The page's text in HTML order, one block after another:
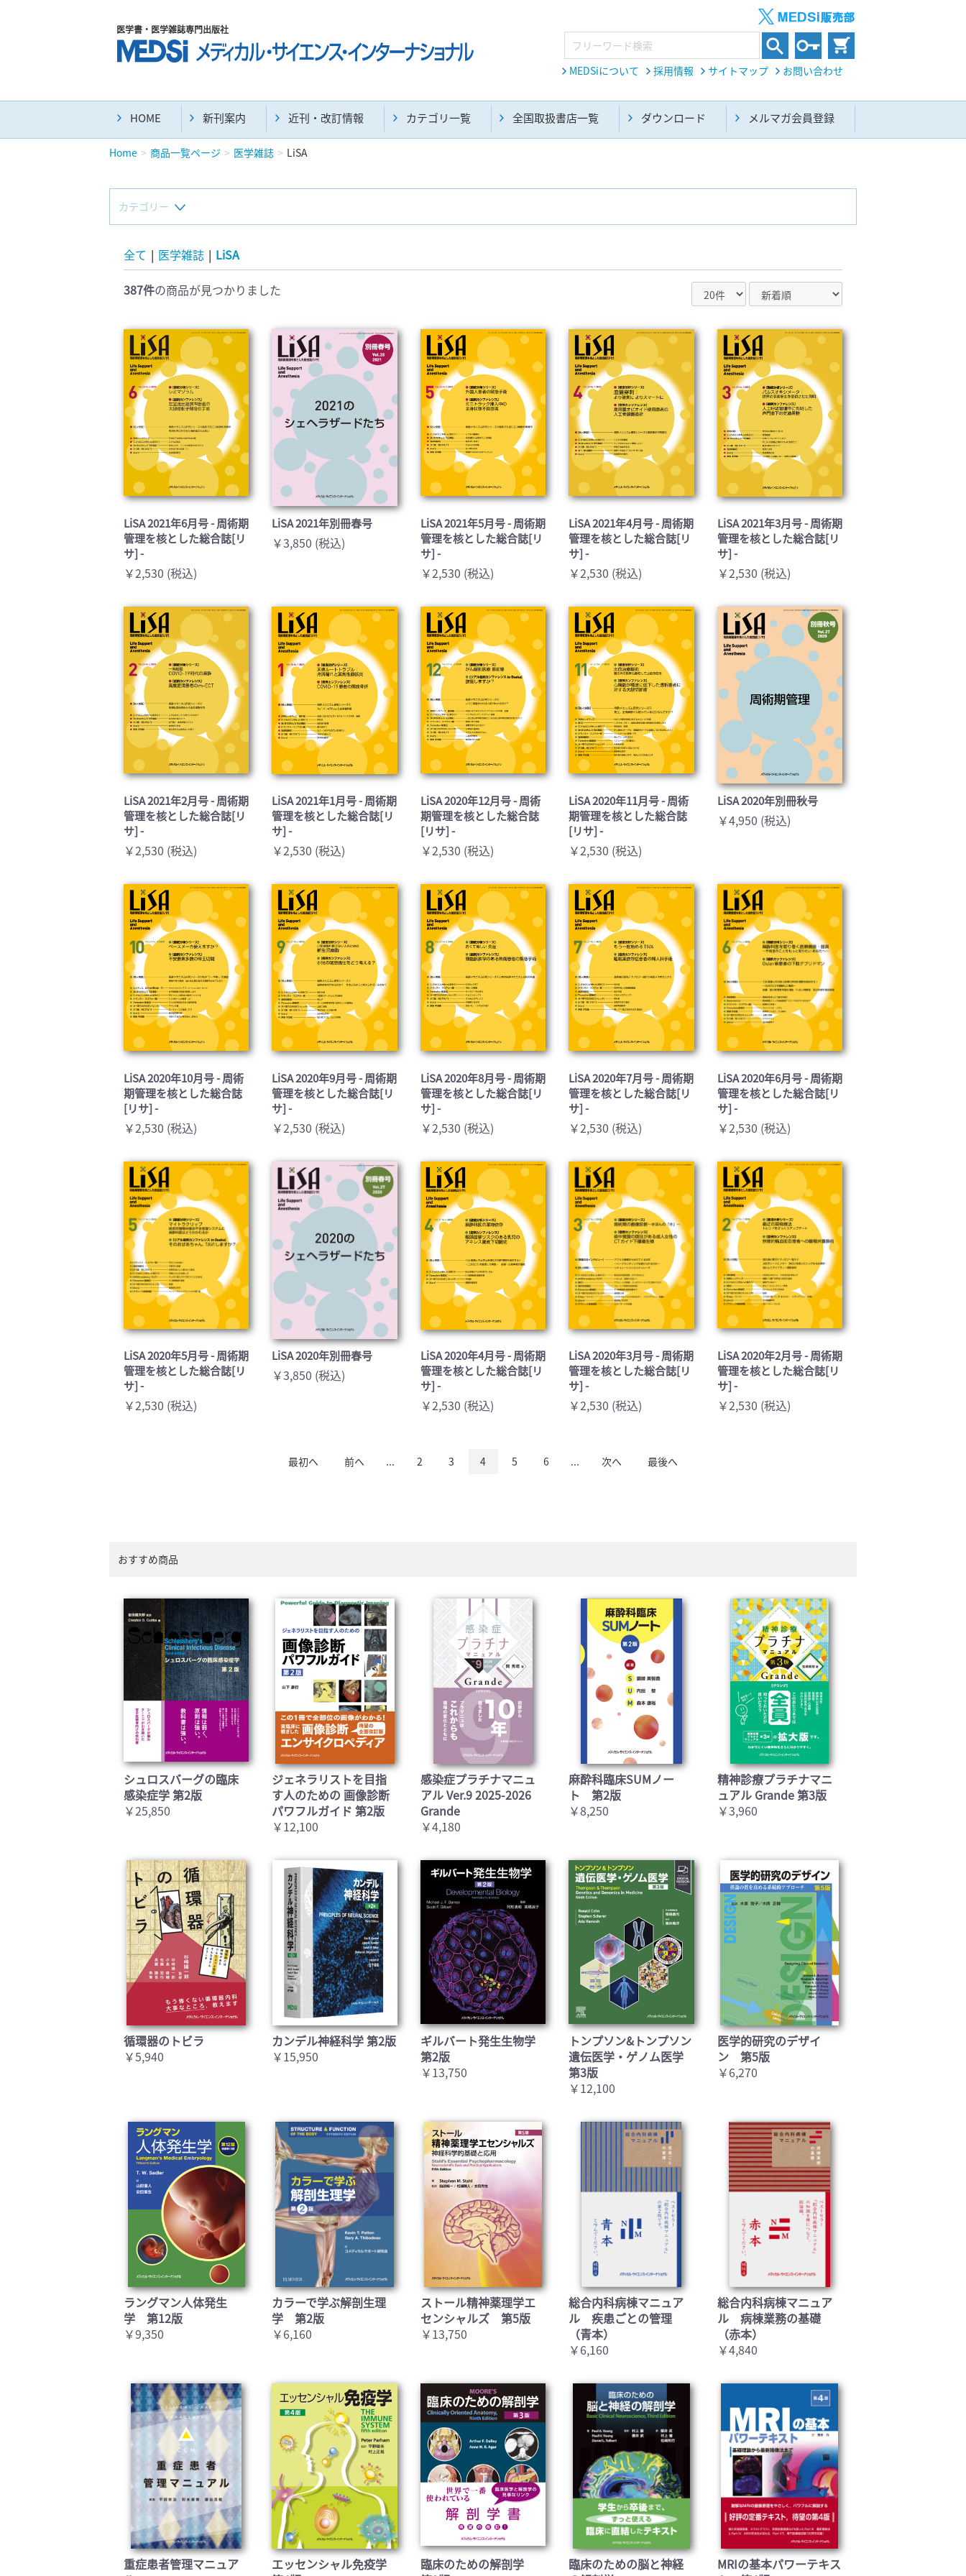
医学書・医学雑誌専門出版社
MEDSiについて 採用情報 サイトマップ お問い合わせ
HOME 新刊案内 近刊・改訂情報 カテゴリ一覧 全国取扱書店一覧 ダウンロード メルマガ会員登録
Home 商品一覧ページ 医学雑誌 LiSA
カテゴリー
新刊(直近6ヶ月)(23)
マニュアル(39) 生命科学・関連書籍(38)
臨床医学:一般(359) 臨床医学:内科系(407) 臨床医学:外科系(249)
基礎医学(93)
基礎医学関連科学(80)
自然科学(25) 看護学(21)
医療技術(16)
歯科学(3)
栄養学(0) 薬学(7)
保健・体育(1)
衛生・公衆衛生学(14)
医学一般(91) マルチメディア(0)
全て | 医学雑誌 | LiSA
387件の商品が見つかりました
LiSA 2021年6月号 - 周術期
管理を核とした総合誌[リ
サ] -
￥2,530 (税込)
LiSA 2021年別冊春号
￥3,850 (税込)
LiSA 2021年5月号 - 周術期
管理を核とした総合誌[リ
サ] -
￥2,530 (税込)
LiSA 2021年4月号 - 周術期
管理を核とした総合誌[リ
サ] -
￥2,530 (税込)
LiSA 2021年3月号 - 周術期
管理を核とした総合誌[リ
サ] -
￥2,530 (税込)
LiSA 2021年2月号 - 周術期
管理を核とした総合誌[リ
サ] -
￥2,530 (税込)
LiSA 2021年1月号 - 周術期
管理を核とした総合誌[リ
サ] -
￥2,530 (税込)
LiSA 2020年12月号 - 周術
期管理を核とした総合誌
[リサ] -
￥2,530 (税込)
LiSA 2020年11月号 - 周術
期管理を核とした総合誌
[リサ] -
￥2,530 (税込)
LiSA 2020年別冊秋号
￥4,950 (税込)
LiSA 2020年10月号 - 周術
期管理を核とした総合誌
[リサ] -
￥2,530 (税込)
LiSA 2020年9月号 - 周術期
管理を核とした総合誌[リ
サ] -
￥2,530 (税込)
LiSA 2020年8月号 - 周術期
管理を核とした総合誌[リ
サ] -
￥2,530 (税込)
LiSA 2020年7月号 - 周術期
管理を核とした総合誌[リ
サ] -
￥2,530 (税込)
LiSA 2020年6月号 - 周術期
管理を核とした総合誌[リ
サ] -
￥2,530 (税込)
LiSA 2020年5月号 - 周術期
管理を核とした総合誌[リ
サ] -
￥2,530 (税込)
LiSA 2020年別冊春号
￥3,850 (税込)
LiSA 2020年4月号 - 周術期
管理を核とした総合誌[リ
サ] -
￥2,530 (税込)
LiSA 2020年3月号 - 周術期
管理を核とした総合誌[リ
サ] -
￥2,530 (税込)
LiSA 2020年2月号 - 周術期
管理を核とした総合誌[リ
サ] -
￥2,530 (税込)
お買い物を続ける カートへ進む
最初へ 前へ ... 2 3 4 5 6 ... 次へ 最後へ
おすすめ商品
シュロスバーグの臨床
感染症学 第2版
￥25,850
ジェネラリストを目指
す人のための 画像診断
パワフルガイド 第2版
￥12,100
感染症プラチナマニュ
アル Ver.9 2025-2026
Grande
￥4,180
麻酔科臨床SUMノー
ト 第2版
￥8,250
精神診療プラチナマニ
ュアル Grande 第3版
￥3,960
循環器のトビラ
￥5,940
カンデル神経科学 第2版
￥15,950
ギルバート発生生物学
第2版
￥13,750
トンプソン&トンプソン
遺伝医学・ゲノム医学
第3版
￥12,100
医学的研究のデザイ
ン 第5版
￥6,270
ラングマン人体発生
学 第12版
￥9,350
カラーで学ぶ解剖生理
学 第2版
￥6,160
ストール精神薬理学エ
センシャルズ 第5版
￥13,750
総合内科病棟マニュア
ル 疾患ごとの管理
（青本）
￥6,160
総合内科病棟マニュア
ル 病棟業務の基礎
（赤本）
￥4,840
重症患者管理マニュア
エッセンシャル免疫学
臨床のための解剖学
臨床のための脳と神経
MRIの基本パワーテキス